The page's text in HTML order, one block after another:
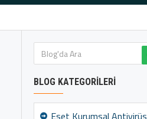
BLOG KATEGORILERI
Eset Kurumsal Antivirüs